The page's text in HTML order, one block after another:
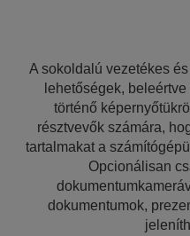
A sokoldalú vezetékes
lehetőségek,
történő
résztvevők számára,
tartalmakat a
Opcionálisan
dokumentumok,